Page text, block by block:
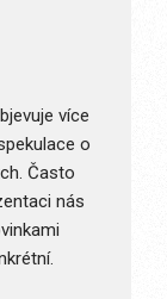
více
o
Často
nás